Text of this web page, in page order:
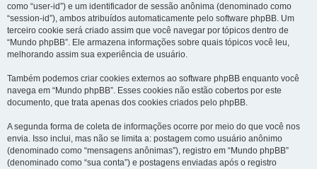
como “user-id”) e um identificador de sessão anônima (denominado como
“session-id”), ambos atribuídos automaticamente pelo software phpBB. Um
terceiro cookie será criado assim que você navegar por tópicos dentro de
“Mundo phpBB”. Ele armazena informações sobre quais tópicos você leu,
melhorando assim sua experiência de usuário.
Também podemos criar cookies externos ao software phpBB enquanto você
navega em “Mundo phpBB”. Esses cookies não estão cobertos por este
documento, que trata apenas dos cookies criados pelo phpBB.
A segunda forma de coleta de informações ocorre por meio do que você nos
envia. Isso inclui, mas não se limita a: postagem como usuário anônimo
(denominado como “mensagens anônimas”), registro em “Mundo phpBB”
(denominado como “sua conta”) e postagens enviadas após o registro